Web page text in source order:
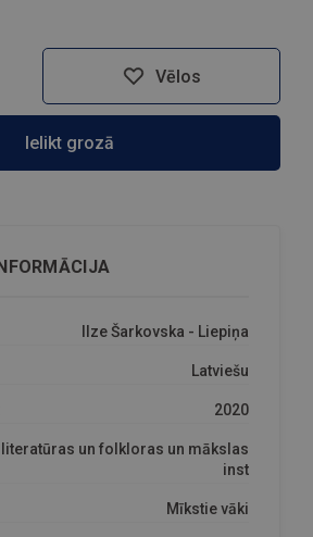
Vēlos
Ielikt grozā
Ilze Šarkovska - Liepiņa
Latviešu
2020
literatūras un folkloras un mākslas
inst
Mīkstie vāki